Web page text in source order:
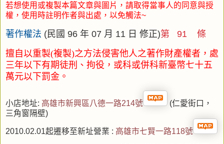
若想使用或複製本篇文章與圖片，請取得當事人的同意與授
權，使用時註明作者與出處，以免觸法~
著作權法 (民國 96 年 07 月 11 日 修正)第 91 條
擅自以重製(複製)之方法侵害他人之著作財產權者，處
三年以下有期徒刑、拘役 ，或科或併科新臺幣七十五
萬元以下罰金。
小店地址: 高雄市新興區八德一路214號
(仁愛街口，
三角窗隔壁)
2010.02.01起遷移至新址營業 : 高雄市七賢一路118號